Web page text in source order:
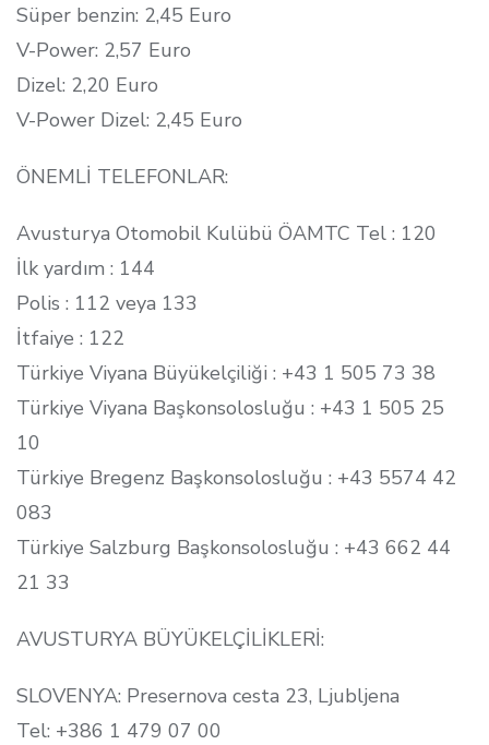
Süper benzin: 2,45 Euro
V-Power: 2,57 Euro
Dizel: 2,20 Euro
V-Power Dizel: 2,45 Euro
ÖNEMLİ TELEFONLAR:
Avusturya Otomobil Kulübü ÖAMTC Tel : 120
İlk yardım : 144
Polis : 112 veya 133
İtfaiye : 122
Türkiye Viyana Büyükelçiliği : +43 1 505 73 38
Türkiye Viyana Başkonsolosluğu : +43 1 505 25
10
Türkiye Bregenz Başkonsolosluğu : +43 5574 42
083
Türkiye Salzburg Başkonsolosluğu : +43 662 44
21 33
AVUSTURYA BÜYÜKELÇİLİKLERİ:
SLOVENYA: Presernova cesta 23, Ljubljena
Tel: +386 1 479 07 00